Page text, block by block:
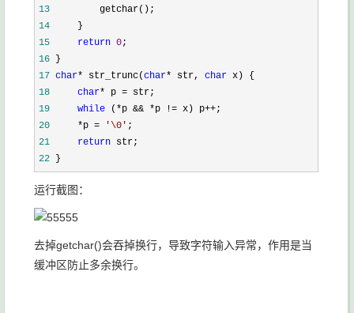
13
14
15
return 0
16
17 char* str_trunc(char* str, char
18
char* p =
19
while (*p && *p != x) p++
20
     *p =
' \0 '
21
return
22 }
运行截图：
去掉getchar()会吞掉换行，导致字符输入异常，作用是当
缓冲区防止多余换行。